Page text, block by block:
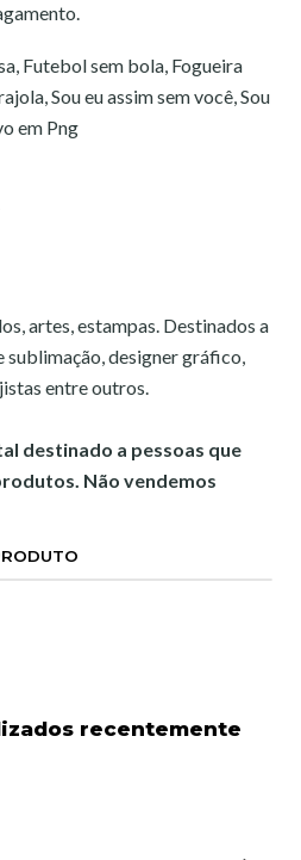
Futebol sem bola, Fogueira
Sou eu assim sem você, Sou
em Png
artes, estampas. Destinados a
sublimação, designer gráfico,
entre outros.
destinado a pessoas que
Não vendemos
recentemente